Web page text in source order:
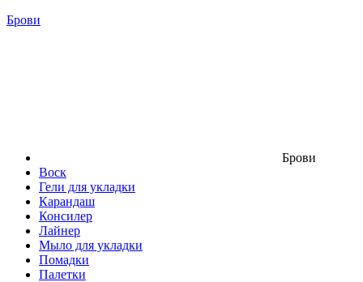
Брови
Брови
Воск
Гели для укладки
Карандаш
Консилер
Лайнер
Мыло для укладки
Помадки
Палетки